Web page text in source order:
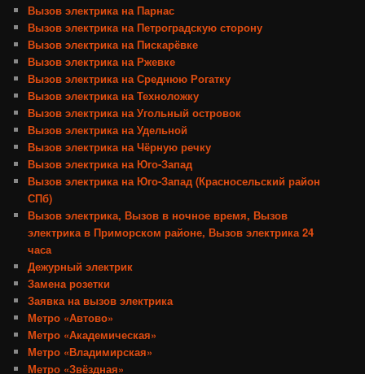
Вызов электрика на Парнас
Вызов электрика на Петроградскую сторону
Вызов электрика на Пискарёвке
Вызов электрика на Ржевке
Вызов электрика на Среднюю Рогатку
Вызов электрика на Техноложку
Вызов электрика на Угольный островок
Вызов электрика на Удельной
Вызов электрика на Чёрную речку
Вызов электрика на Юго-Запад
Вызов электрика на Юго-Запад (Красносельский район
СПб)
Вызов электрика, Вызов в ночное время, Вызов
электрика в Приморском районе, Вызов электрика 24
часа
Дежурный электрик
Замена розетки
Заявка на вызов электрика
Метро «Автово»
Метро «Академическая»
Метро «Владимирская»
Метро «Звёздная»